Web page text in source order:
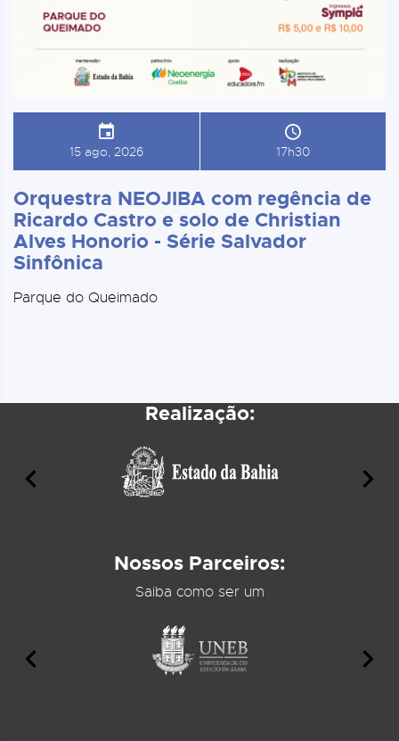
15 ago, 2026 17h30
Orquestra NEOJIBA com regência de
Ricardo Castro e solo de Christian
Alves Honorio - Série Salvador
Sinfônica
Parque do Queimado
Realização:
Nossos Parceiros:
Saiba como ser um